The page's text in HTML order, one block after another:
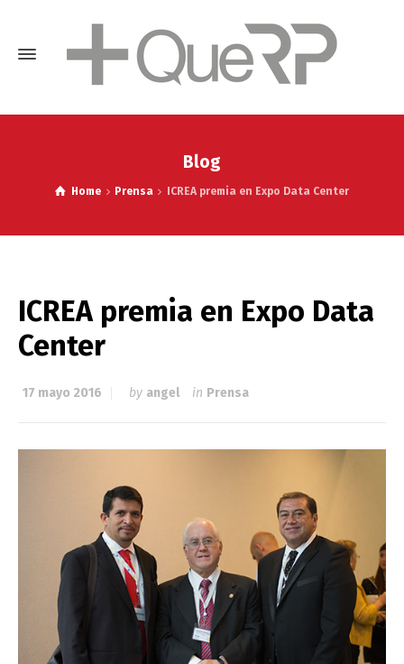
Blog
Home Prensa ICREA premia en Expo Data Center
ICREA premia en Expo Data
Center
17 mayo 2016 by angel in Prensa